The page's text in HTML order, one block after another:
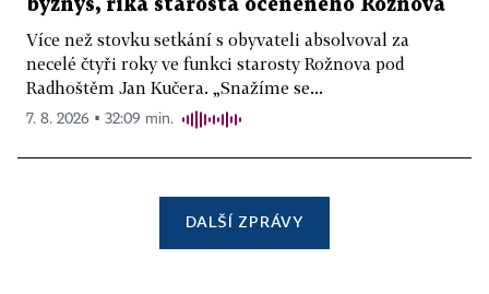
byznys, říká starosta oceněného Rožnova
Více než stovku setkání s obyvateli absolvoval za
necelé čtyři roky ve funkci starosty Rožnova pod
Radhoštěm Jan Kučera. „Snažíme se...
7. 8. 2026 ▪ 32:09 min.
DALŠÍ ZPRÁVY